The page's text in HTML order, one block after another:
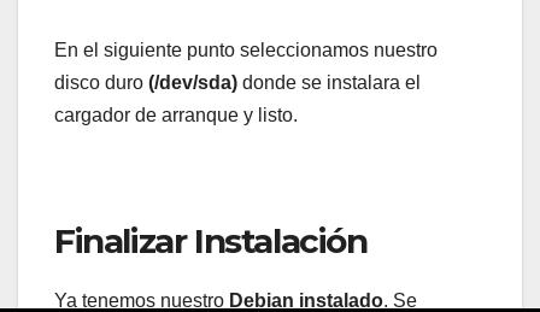
En el siguiente punto seleccionamos nuestro
disco duro (/dev/sda) donde se instalara el
cargador de arranque y listo.
Finalizar Instalación
Ya tenemos nuestro Debian instalado. Se